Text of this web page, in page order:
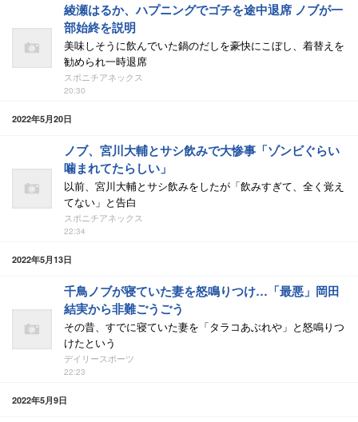
綾瀬はるか、ハプニングでゴチを途中退席 ノブが一
部始終を説明
美味しそうに飲んでいた鍋のだしを豪快にこぼし、着替えを
勧められ一時退席
スポニチアネックス
20:30
2022年5月20日
ノブ、宮川大輔とサシ飲みで大惨事「ゾンビぐらい
噛まれてたらしい」
以前、宮川大輔とサシ飲みをしたが「飲みすぎて、全く覚え
てない」と告白
スポニチアネックス
22:34
2022年5月13日
千鳥ノブが寝ていた妻を怒鳴りつけ…「最悪」岡田
結実から非難ごうごう
その昔、すでに寝ていた妻を「タラコあぶれや」と怒鳴りつ
けたという
デイリースポーツ
22:23
2022年5月9日